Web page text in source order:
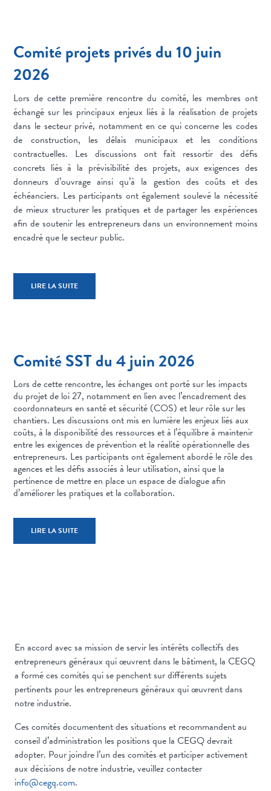
Comité projets privés du 10 juin
2026
Lors de cette première rencontre du comité, les membres ont
échangé sur les principaux enjeux liés à la réalisation de projets
dans le secteur privé, notamment en ce qui concerne les codes
de construction, les délais municipaux et les conditions
contractuelles. Les discussions ont fait ressortir des défis
concrets liés à la prévisibilité des projets, aux exigences des
donneurs d’ouvrage ainsi qu’à la gestion des coûts et des
échéanciers. Les participants ont également soulevé la nécessité
de mieux structurer les pratiques et de partager les expériences
afin de soutenir les entrepreneurs dans un environnement moins
encadré que le secteur public.
LIRE LA SUITE
Comité SST du 4 juin 2026
Lors de cette rencontre, les échanges ont porté sur les impacts
du projet de loi 27, notamment en lien avec l’encadrement des
coordonnateurs en santé et sécurité (COS) et leur rôle sur les
chantiers. Les discussions ont mis en lumière les enjeux liés aux
coûts, à la disponibilité des ressources et à l’équilibre à maintenir
entre les exigences de prévention et la réalité opérationnelle des
entrepreneurs. Les participants ont également abordé le rôle des
agences et les défis associés à leur utilisation, ainsi que la
pertinence de mettre en place un espace de dialogue afin
d’améliorer les pratiques et la collaboration.
LIRE LA SUITE
En accord avec sa mission de servir les intérêts collectifs des
entrepreneurs généraux qui œuvrent dans le bâtiment, la CEGQ
a formé ces comités qui se penchent sur différents sujets
pertinents pour les entrepreneurs généraux qui œuvrent dans
notre industrie.
Ces comités documentent des situations et recommandent au
conseil d’administration les positions que la CEGQ devrait
adopter. Pour joindre l’un des comités et participer activement
aux décisions de notre industrie, veuillez contacter
info@cegq.com.